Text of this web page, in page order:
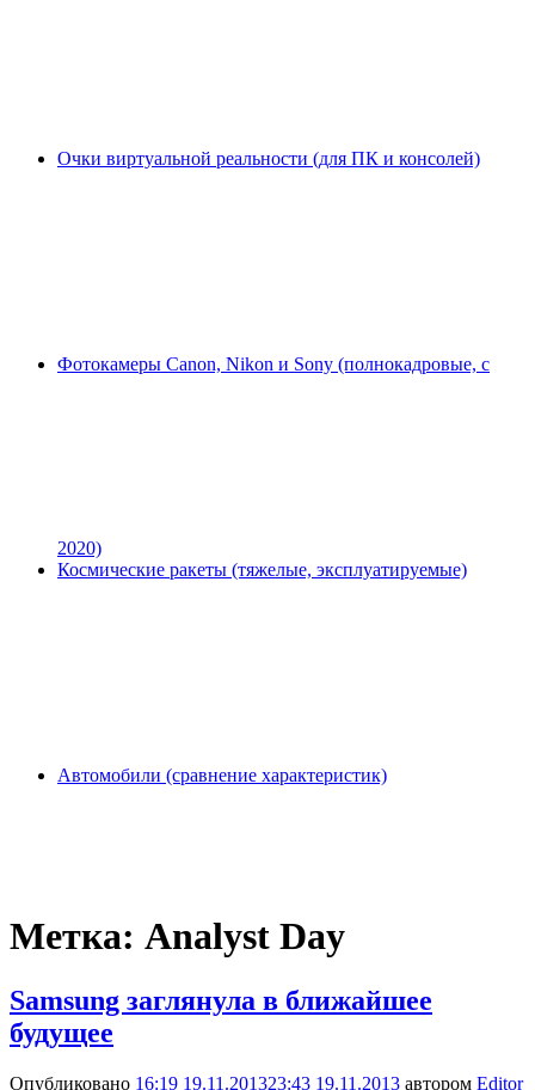
Очки виртуальной реальности (для ПК и консолей)
Фотокамеры Canon, Nikon и Sony (полнокадровые, с
2020)
Космические ракеты (тяжелые, эксплуатируемые)
Автомобили (сравнение характеристик)
Метка: Analyst Day
Samsung заглянула в ближайшее
будущее
Опубликовано 16:19 19.11.201323:43 19.11.2013 автором Editor